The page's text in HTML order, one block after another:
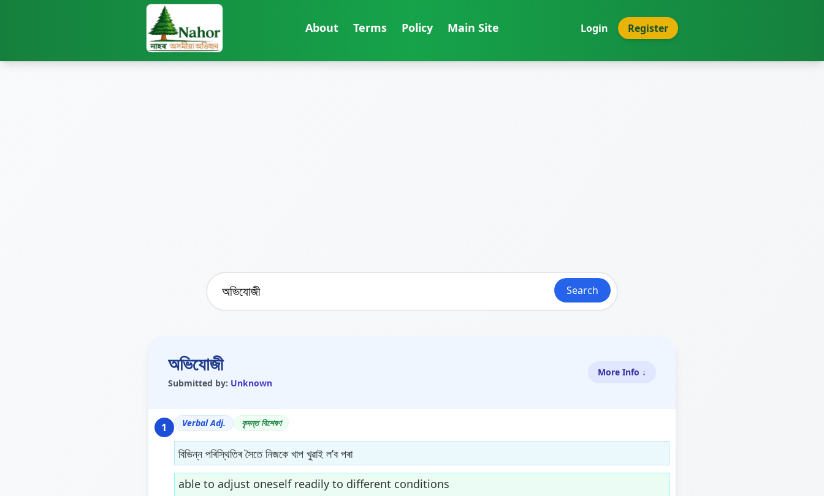
About Terms Policy Main Site Login Register
Search
অভিযোজী
Submitted by: Unknown
More Info ↓
1 Verbal Adj. কৃদন্ত বিশেষণ
বিভিন্ন পৰিস্থিতিৰ সৈতে নিজকে খাপ খুৱাই ল’ব পৰা
able to adjust oneself readily to different conditions